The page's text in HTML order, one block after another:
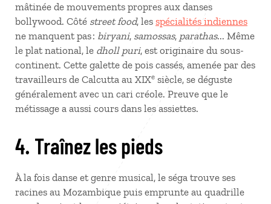
mâtinée de mouvements propres aux danses
bollywood. Côté street food, les spécialités indiennes
ne manquent pas : biryani, samossas, parathas... Même
le plat national, le dholl puri, est originaire du sous-
continent. Cette galette de pois cassés, amenée par des
travailleurs de Calcutta au XIXe siècle, se déguste
généralement avec un cari créole. Preuve que le
métissage a aussi cours dans les assiettes.
4. Traînez les pieds
À la fois danse et genre musical, le séga trouve ses
racines au Mozambique puis emprunte au quadrille